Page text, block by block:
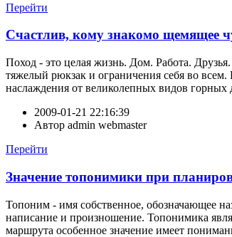
Перейти
Счастлив, кому знакомо щемящее
Поход - это целая жизнь. Дом. Работа.
тяжелый рюкзак и ограничения себя во
наслаждения от великолепных видов
2009-01-21 22:16:39
Автор admin webmaster
Перейти
Значение топонимики при
Топоним - имя собственное, обозначающее
написание и произношение. Топонимика
маршрута особенное значение имеет